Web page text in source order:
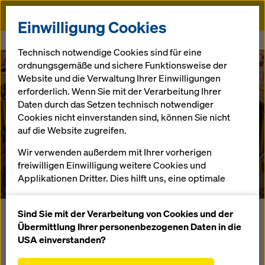
Doka
Referenzen
Metro Riyadh
Saudi Arabien
Das erste U-Bahn-Projekt in Saudi-Arabien entsteht seit
2014 in der Hauptstadt Riyadh. Es umfasst sechs Linien, die
Die Linien und Stationen führen über erhöhte,
Einwilligung Cookies
Technisch notwendige Cookies sind für eine
ordnungsgemäße und sichere Funktionsweise der
Website und die Verwaltung Ihrer Einwilligungen
erforderlich. Wenn Sie mit der Verarbeitung Ihrer
Daten durch das Setzen technisch notwendiger
Cookies nicht einverstanden sind, können Sie nicht
auf die Website zugreifen.
Wir verwenden außerdem mit Ihrer vorherigen
freiwilligen Einwilligung weitere Cookies und
Applikationen Dritter. Dies hilft uns, eine optimale
die Funktionalität unserer Website ständig zu
verbessern (Funktionale und Statistik Cookies),
Sind Sie mit der Verarbeitung von Cookies und der
Übermittlung Ihrer personenbezogenen Daten in die
USA einverstanden?